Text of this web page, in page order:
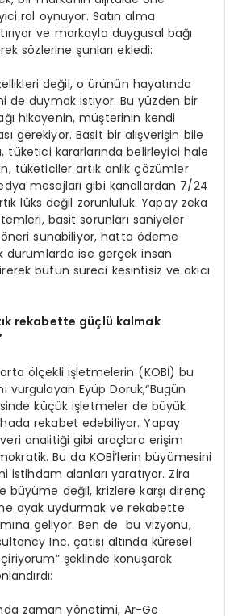
rol oynuyor. Satın alma
ve markayla duygusal bağı
sözlerine şunları ekledi:
değil, o ürünün hayatında
de duymak istiyor. Bu yüzden bir
hikayenin, müşterinin kendi
gerekiyor. Basit bir alışverişin bile
tüketici kararlarında belirleyici hale
tüketiciler artık anlık çözümler
mesajları gibi kanallardan 7/24
lüks değil zorunluluk. Yapay zeka
basit sorunları saniyeler
sunabiliyor, hatta ödeme
durumlarda ise gerçek insan
bütün süreci kesintisiz ve akıcı
rekabette güçlü kalmak
ölçekli işletmelerin (KOBİ) bu
vurgulayan Eyüp Doruk,“Bugün
küçük işletmeler de büyük
rekabet edebiliyor. Yapay
analitiği gibi araçlara erişim
Bu da KOBİ’lerin büyümesini
istihdam alanları yaratıyor. Zira
büyüme değil, krizlere karşı direnç
ayak uydurmak ve rekabette
geliyor. Ben de bu vizyonu,
Inc. çatısı altında küresel
şeklinde konuşarak
zaman yönetimi, Ar-Ge